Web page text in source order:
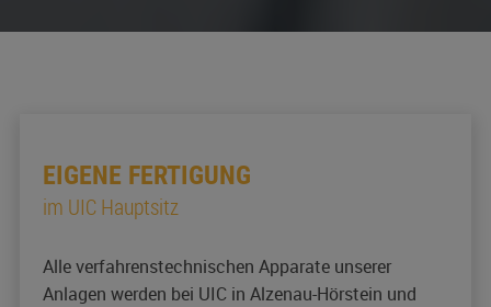
EIGENE FERTIGUNG
im UIC Hauptsitz
Alle verfahrenstechnischen Apparate unserer
Anlagen werden bei UIC in Alzenau-Hörstein und